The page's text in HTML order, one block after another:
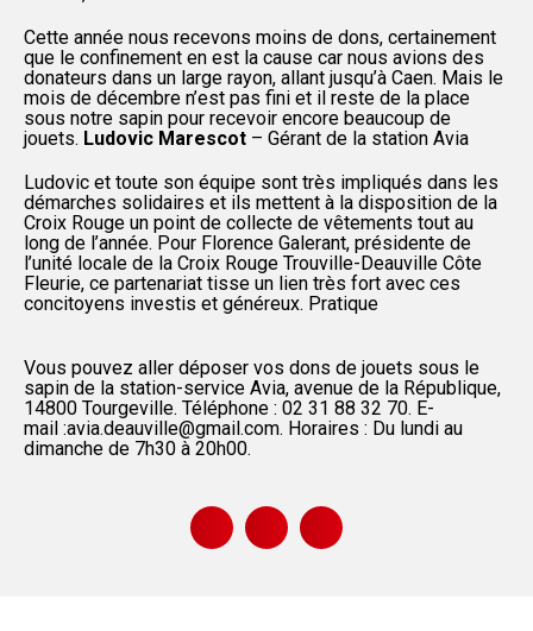
Cette année nous recevons moins de dons, certainement
que le confinement en est la cause car nous avions des
donateurs dans un large rayon, allant jusqu’à Caen. Mais le
mois de décembre n’est pas fini et il reste de la place
sous notre sapin pour recevoir encore beaucoup de
jouets. Ludovic Marescot – Gérant de la station Avia
Ludovic et toute son équipe sont très impliqués dans les
démarches solidaires et ils mettent à la disposition de la
Croix Rouge un point de collecte de vêtements tout au
long de l’année. Pour Florence Galerant, présidente de
l’unité locale de la Croix Rouge Trouville-Deauville Côte
Fleurie, ce partenariat tisse un lien très fort avec ces
concitoyens investis et généreux. Pratique
Vous pouvez aller déposer vos dons de jouets sous le
sapin de la station-service Avia, avenue de la République,
14800 Tourgeville. Téléphone : 02 31 88 32 70. E-
mail :avia.deauville@gmail.com. Horaires : Du lundi au
dimanche de 7h30 à 20h00.